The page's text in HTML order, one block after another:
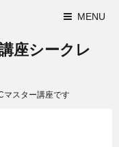
MENU
座シークレ
マスター講座です